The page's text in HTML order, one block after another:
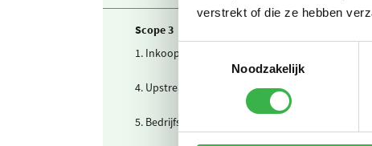
verstrekt of die ze hebben
Toestemmingsselectie
Noodzakelijk
Scope 3
1. Inkoop
4. Upstream transport
5. Bedrijfsafval